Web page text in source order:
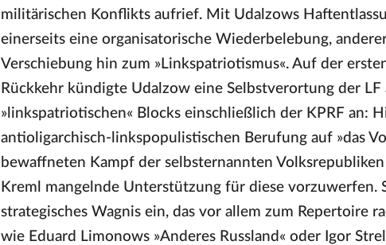
militärischen Konflikts aufrief. Mit Udalzows
einerseits eine organisatorische Wiederbelebung,
Verschiebung hin zum »Linkspatriotismus«. Auf der
Rückkehr kündigte Udalzow eine Selbstverortung der LF
»linkspatriotischen« Blocks einschließlich der KPRF an:
antioligarchisch-linkspopulistischen Berufung auf »das
bewaffneten Kampf der selbsternannten
Kreml mangelnde Unterstützung für diese vorzuwerfen.
strategisches Wagnis ein, das vor allem zum Repertoire
wie Eduard Limonows »Anderes Russland« oder Igor